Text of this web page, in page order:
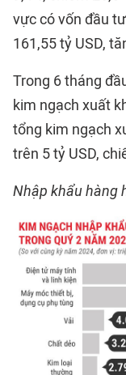
vực có vốn đầu
161,55 tỷ USD,
Trong 6 tháng
kim ngạch xuất
tổng kim ngạch
trên 5 tỷ USD,
Nhập khẩu hàng